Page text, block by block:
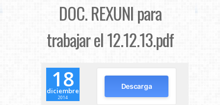
DOC. REXUNI para
trabajar el 12.12.13.pdf
18
diciembre
2014
Descarga